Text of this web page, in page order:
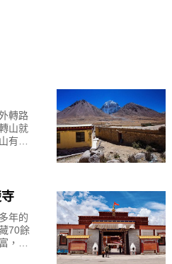
轉路
山就
有一
年的
70餘
，其